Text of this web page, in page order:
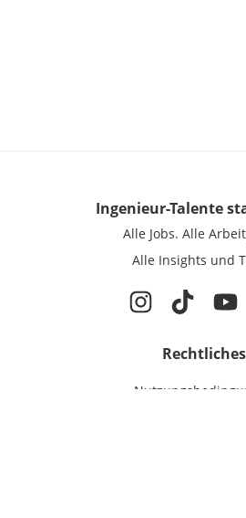
Ingenieur-Talente
Alle Jobs. Alle
Alle Insights und
Rechtliches